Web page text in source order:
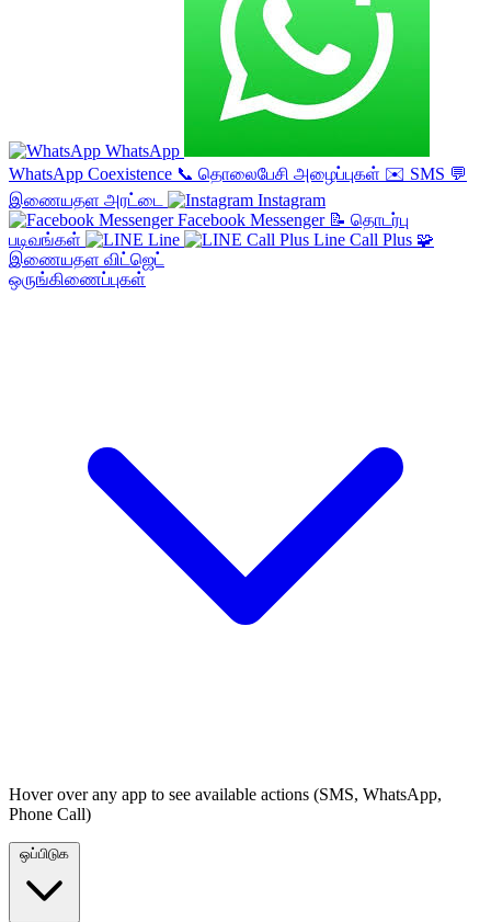
WhatsApp
WhatsApp Coexistence 📞 தொலைபேசி அழைப்புகள் ✉️ SMS 💬
இணையதள அரட்டை
Instagram
Facebook Messenger 📝 தொடர்பு
படிவங்கள்
Line Line Call Plus 🧩
இணையதள விட்ஜெட்
ஒருங்கிணைப்புகள்
Hover over any app to see available actions (SMS, WhatsApp,
Phone Call)